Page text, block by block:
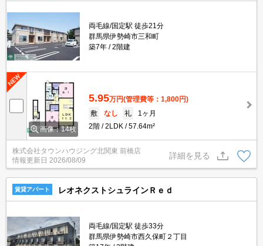
両毛線/国定駅 徒歩21分
群馬県伊勢崎市三和町
築7年
2階建
画像：14枚
5.95万円(管理費等：1,800円)
敷
なし 礼
1ヶ月
2階
2LDK 57.64m²
株式会社タウンハウジング北関東 前橋店
情報更新日 2026/08/09
詳細を見る
賃貸アパート レオネクストシュラインＲｅｄ
両毛線/国定駅 徒歩33分
群馬県伊勢崎市西久保町２丁目